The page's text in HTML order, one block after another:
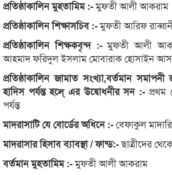
প্রতিষ্ঠাকালিন মুহতামিম :-মুফতী আলী আকরাম
প্রতিষ্ঠাকালিন শিক্ষাসচিব :-মুফতী আরিফ
প্রতিষ্ঠাকালিন শিক্ষকবৃন্দ :-মুফতী আলী
আহমাদ ফরিদুল ইসলাম মোবারাক হোসাইন
প্রতিষ্ঠাকালিন জামাত সংখ্যা,বর্তমান
হাদিস পর্যন্ত হলে্ এর উদ্বোধনীর সন :-প্রথম
পর্যন্ত
মাদরাসাটি যে বোর্ডের অধিনে :-বেফাকুল
মাদরাসার হিসাব ব্যাবস্থা / ফান্ড:-ছাত্রীদের
বর্তমান মুহতামিম :-মুফতী আলী আকরাম